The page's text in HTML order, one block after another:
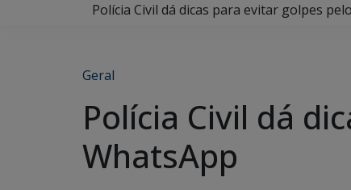
Polícia Civil dá dicas para evitar golpes
Geral
Polícia Civil dá
WhatsApp